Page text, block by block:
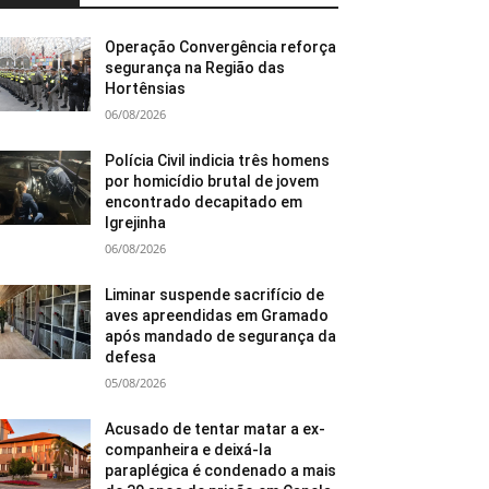
Operação Convergência reforça
segurança na Região das
Hortênsias
06/08/2026
Polícia Civil indicia três homens
por homicídio brutal de jovem
encontrado decapitado em
Igrejinha
06/08/2026
Liminar suspende sacrifício de
aves apreendidas em Gramado
após mandado de segurança da
defesa
05/08/2026
Acusado de tentar matar a ex-
companheira e deixá-la
paraplégica é condenado a mais